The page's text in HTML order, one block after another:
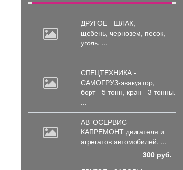
ДРУГОЕ - ШЛАК,
щебень, чернозем, песок,
уголь, ...
СПЕЦТЕХНИКА -
САМОГРУЗ-эвакуатор,
борт - 5 тонн, кран - 3 тонны.
...
АВТОСЕРВИС -
КАПРЕМОНТ двигателя и
агрегатов автомобилей. ...
300 руб.